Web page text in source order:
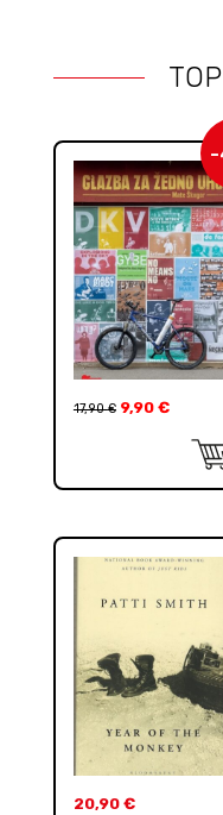
-
17,90€ 9,90 €
20,90 €